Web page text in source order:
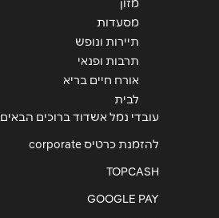
מזון
מסעדות
תיירות ונופש
תרבות ופנאי
אורח חיים בריא
לבית
עובדי נמל אשדוד ברוכים הבאים
להזמנת כרטיס corporate
TOPCASH
GOOGLE PAY